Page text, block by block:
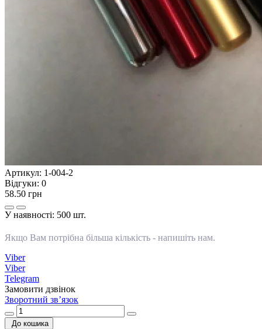
Артикул: 1-004-2
Відгуки: 0
58.50 грн
У наявності: 500 шт.
Якщо Вам потрібна більша кількість - напишіть нам.
Viber
Viber
Telegram
Замовити дзвінок
Зворотний зв’язок
До кошика